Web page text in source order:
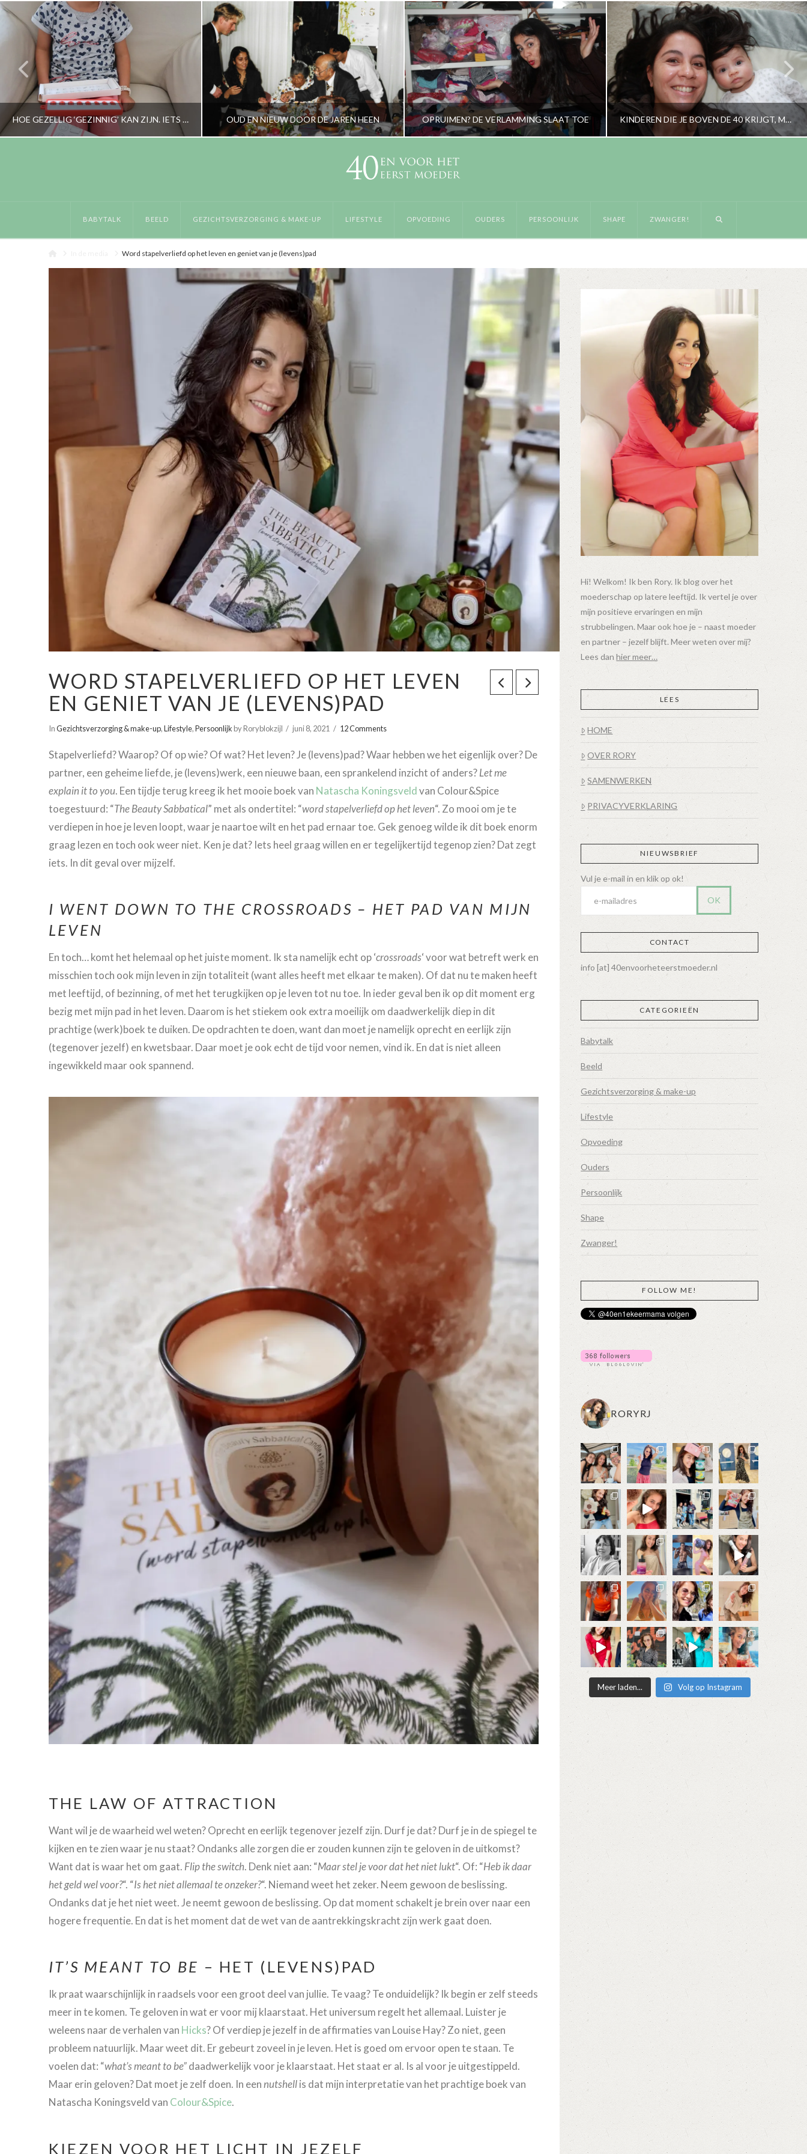
HOE GEZELLIG ‘GEZINNIG’ KAN ZIJN. IETS MET CHECKPAD EN SLAAPKLETS OUD EN NIEUW DOOR DE JAREN HEEN OPRUIMEN? DE VERLAMMING SLAAT TOE KINDEREN DIE JE BOVEN DE 40 KRIJGT, MAKEN JE LEVEN COMPLEET
BABYTALK BEELD GEZICHTSVERZORGING & MAKE-UP LIFESTYLE OPVOEDING OUDERS PERSOONLIJK SHAPE ZWANGER!
Word stapelverliefd op het leven en geniet van je (levens)pad
WORD STAPELVERLIEFD OP HET LEVEN
EN GENIET VAN JE (LEVENS)PAD
InGezichtsverzorging & make-up,Lifestyle,Persoonlijk by Roryblokzijl juni 8, 2021 12 Comments
Stapelverliefd? Waarop? Of op wie? Of wat? Het leven? Je (levens)pad? Waar hebben we het eigenlijk over? De
partner, een geheime liefde, je (levens)werk, een nieuwe baan, een sprankelend inzicht of anders?Let me
explain it to you. Een tijdje terug kreeg ik het mooie boek van Natascha Koningsveldvan Colour&Spice
toegestuurd: “The Beauty Sabbatical” met als ondertitel: “word stapelverliefd op het leven“. Zo mooi om je te
verdiepen in hoe je leven loopt, waar je naartoe wilt en het pad ernaar toe. Gek genoeg wilde ik dit boek enorm
graag lezen en toch ook weer niet. Ken je dat? Iets heel graag willen en er tegelijkertijd tegenop zien? Dat zegt
iets. In dit geval over mijzelf.
I WENT DOWN TO THE CROSSROADS – HET PAD VAN MIJN
LEVEN
En toch… komt het helemaal op het juiste moment. Ik sta namelijk echt op ‘crossroads‘ voor wat betreft werk en
misschien toch ook mijn leven in zijn totaliteit (want alles heeft met elkaar te maken). Of dat nu te maken heeft
met leeftijd, of bezinning, of met het terugkijken op je leven tot nu toe. In ieder geval ben ik op dit moment erg
bezig met mijn pad in het leven. Daarom is het stiekem ook extra moeilijk om daadwerkelijk diep in dit
prachtige (werk)boek te duiken. De opdrachten te doen, want dan moet je namelijk oprecht en eerlijk zijn
(tegenover jezelf) en kwetsbaar. Daar moet je ook echt de tijd voor nemen, vind ik. En dat is niet alleen
ingewikkeld maar ook spannend.
THE LAW OF ATTRACTION
Want wil je de waarheid wel weten? Oprecht en eerlijk tegenover jezelf zijn. Durf je dat? Durf je in de spiegel te
kijken en te zien waar je nu staat? Ondanks alle zorgen die er zouden kunnen zijn te geloven in de uitkomst?
Want dat is waar het om gaat. Flip the switch. Denk niet aan: “Maar stel je voor dat het niet lukt“. Of: “Heb ik daar
het geld wel voor?“. “Is het niet allemaal te onzeker?“. Niemand weet het zeker. Neem gewoon de beslissing.
Ondanks dat je het niet weet. Je neemt gewoon de beslissing. Op dat moment schakelt je brein over naar een
hogere frequentie. En dat is het moment dat de wet van de aantrekkingskracht zijn werk gaat doen.
IT’S MEANT TO BE – HET (LEVENS)PAD
Ik praat waarschijnlijk in raadsels voor een groot deel van jullie. Te vaag? Te onduidelijk? Ik begin er zelf steeds
meer in te komen. Te geloven in wat er voor mij klaarstaat. Het universum regelt het allemaal. Luister je
weleens naar de verhalen van Hicks? Of verdiep je jezelf in de affirmaties van Louise Hay? Zo niet, geen
probleem natuurlijk. Maar weet dit. Er gebeurt zoveel in je leven. Het is goed om ervoor open te staan. Te
voelen dat: “what’s meant to be”daadwerkelijk voor je klaarstaat. Het staat er al. Is al voor je uitgestippeld.
Maar erin geloven? Dat moet je zelf doen. In eennutshellis dat mijn interpretatie van het prachtige boek van
Natascha Koningsveld van Colour&Spice.
KIEZEN VOOR HET LICHT IN JEZELF
Hi! Welkom! Ik ben Rory. Ik blog over het
moederschap op latere leeftijd. Ik vertel je over
mijn positieve ervaringen en mijn
strubbelingen. Maar ook hoe je – naast moeder
en partner – jezelf blijft. Meer weten over mij?
Lees danhier meer…
LEES
HOME
OVER RORY
SAMENWERKEN
PRIVACYVERKLARING
NIEUWSBRIEF
CONTACT
info [at] 40envoorheteerstmoeder.nl
CATEGORIEËN
Babytalk
Beeld
Gezichtsverzorging & make-up
Lifestyle
Opvoeding
Ouders
Persoonlijk
Shape
Zwanger!
FOLLOW ME!
RORYRJ
Meer laden... Volg op Instagram